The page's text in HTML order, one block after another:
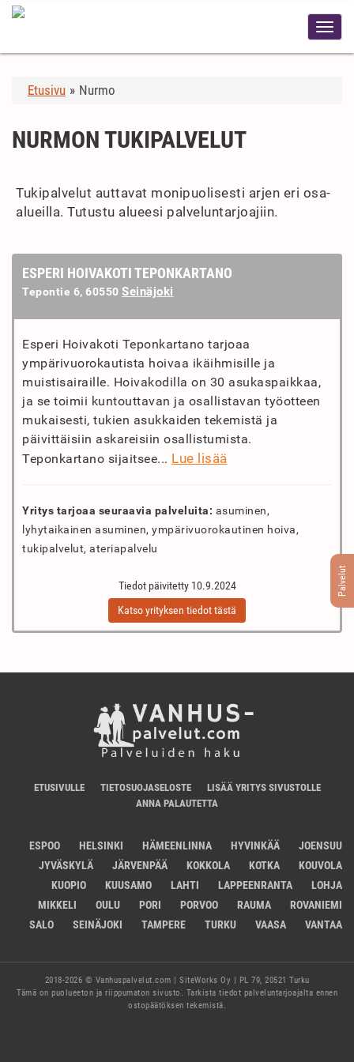
Etusivu » Nurmo
Palvelut
NURMON TUKIPALVELUT
Tukipalvelut auttavat monipuolisesti arjen eri osa-
alueilla. Tutustu alueesi palveluntarjoajiin.
ESPERI HOIVAKOTI TEPONKARTANO
Tepontie 6, 60550 Seinäjoki
Esperi Hoivakoti Teponkartano tarjoaa
ympärivuorokautista hoivaa ikäihmisille ja
muistisairaille. Hoivakodilla on 30 asukaspaikkaa,
ja se toimii kuntouttavan ja osallistavan työotteen
mukaisesti, tukien asukkaiden tekemistä ja
päivittäisiin askareisiin osallistumista.
Teponkartano sijaitsee... Lue lisää
Yritys tarjoaa seuraavia palveluita: asuminen,
lyhytaikainen asuminen, ympärivuorokautinen hoiva,
tukipalvelut, ateriapalvelu
Tiedot päivitetty 10.9.2024
Katso yrityksen tiedot tästä
ETUSIVULLE TIETOSUOJASELOSTE
LISÄÄ YRITYS SIVUSTOLLE
ANNA PALAUTETTA
ESPOO HELSINKI HÄMEENLINNA HYVINKÄÄ
JOENSUU
JYVÄSKYLÄ
JÄRVENPÄÄ KOKKOLA KOTKA
KOUVOLA
KUOPIO
KUUSAMO LAHTI LAPPEENRANTA
LOHJA
MIKKELI
OULU PORI PORVOO RAUMA
ROVANIEMI
SALO
SEINÄJOKI TAMPERE TURKU VAASA VANTAA
2018-2026 © Vanhuspalvelut.com | SiteWorks Oy | PL 79, 20521 Turku
Tämä on puolueeton ja riippumaton sivusto. Tarkista tiedot palveluntarjoajalta ennen
ostopäätöksen tekemistä.